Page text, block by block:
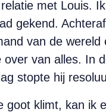
met Louis.
gekend.
van de
over van alles. In
stopte hij
goot klimt, kan ik